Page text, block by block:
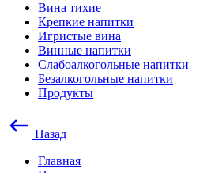
Вина тихие
Крепкие напитки
Игристые вина
Винные напитки
Слабоалкогольные напитки
Безалкогольные напитки
Продукты
Назад
Главная